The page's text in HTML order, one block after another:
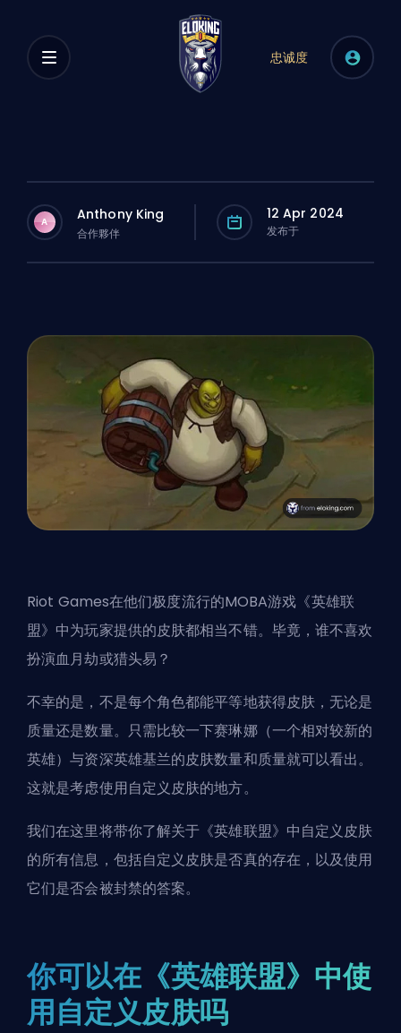
忠诚度
A Anthony King
合作夥伴
12 Apr 2024
发布于
Riot Games在他们极度流行的MOBA游戏《英雄联
盟》中为玩家提供的皮肤都相当不错。毕竟，谁不喜欢
扮演血月劫或猎头易？
不幸的是，不是每个角色都能平等地获得皮肤，无论是
质量还是数量。只需比较一下赛琳娜（一个相对较新的
英雄）与资深英雄基兰的皮肤数量和质量就可以看出。
这就是考虑使用自定义皮肤的地方。
我们在这里将带你了解关于《英雄联盟》中自定义皮肤
的所有信息，包括自定义皮肤是否真的存在，以及使用
它们是否会被封禁的答案。
你可以在《英雄联盟》中使
用自定义皮肤吗